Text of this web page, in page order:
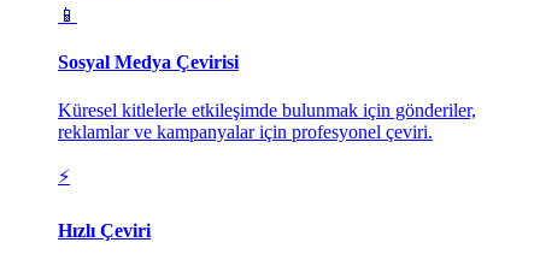
📱
Sosyal Medya Çevirisi
Küresel kitlelerle etkileşimde bulunmak için gönderiler,
reklamlar ve kampanyalar için profesyonel çeviri.
⚡
Hızlı Çeviri